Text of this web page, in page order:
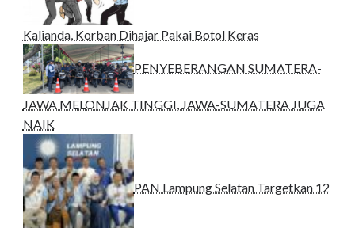
Kalianda, Korban Dihajar Pakai Botol Keras
PENYEBERANGAN SUMATERA-
JAWA MELONJAK TINGGI, JAWA-SUMATERA JUGA
NAIK
PAN Lampung Selatan Targetkan 12